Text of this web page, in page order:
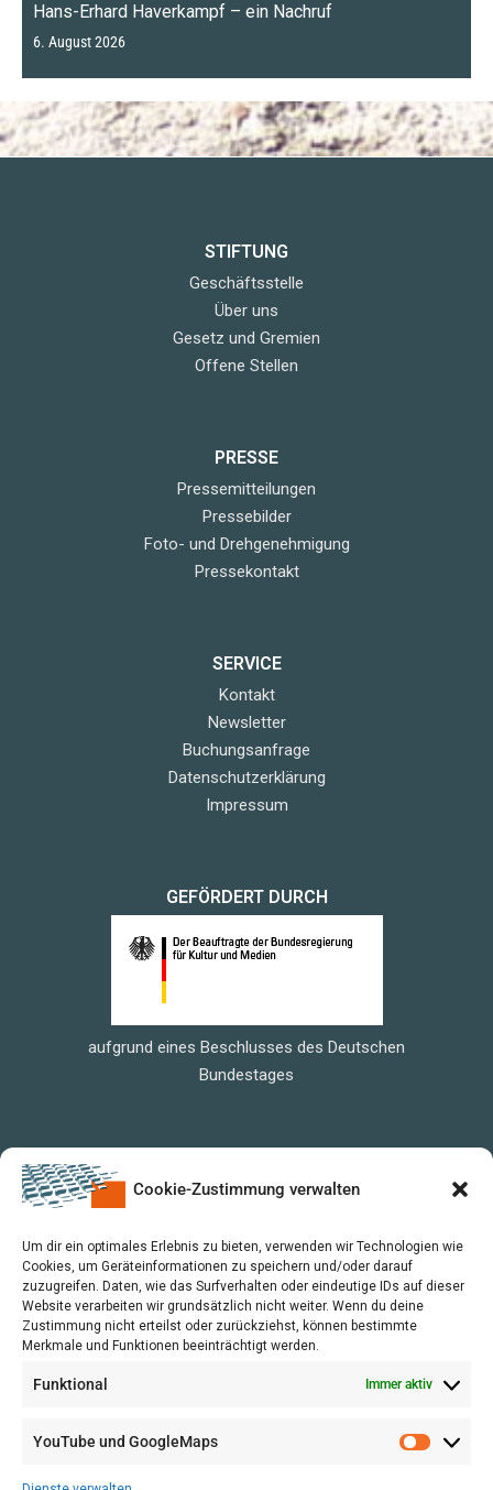
Cookie-Zustimmung verwalten
Um dir ein optimales Erlebnis zu bieten, verwenden wir Technologien wie
Cookies, um Geräteinformationen zu speichern und/oder darauf
zuzugreifen. Daten, wie das Surfverhalten oder eindeutige IDs auf dieser
Website verarbeiten wir grundsätzlich nicht weiter. Wenn du deine
Zustimmung nicht erteilst oder zurückziehst, können bestimmte
Merkmale und Funktionen beeinträchtigt werden.
Funktional Immer aktiv
YouTube und GoogleMaps
Hans-Erhard Haverkampf – ein Nachruf
6. August 2026
STIFTUNG
Geschäftsstelle
Über uns
Gesetz und Gremien
Offene Stellen
PRESSE
Pressemitteilungen
Pressebilder
Foto- und Drehgenehmigung
Pressekontakt
SERVICE
Kontakt
Newsletter
Buchungsanfrage
Datenschutzerklärung
Impressum
GEFÖRDERT DURCH
aufgrund eines Beschlusses des Deutschen
Bundestages
VERWALTUNG